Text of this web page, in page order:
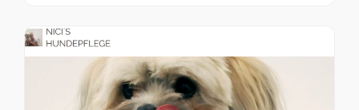
Hundesalons? Dann teilen Sie Ihre Erfahrungen
über die Kommentarfunktion unten mit anderen
Hundebesitzer/innen!